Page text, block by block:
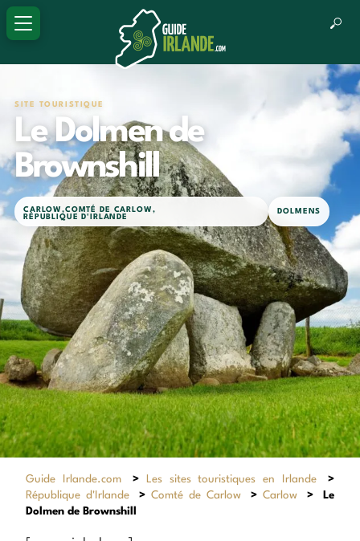
SITE TOURISTIQUE
Le Dolmen de
Brownshill
CARLOW,COMTÉ DE CARLOW ,
RÉPUBLIQUE D'IRLANDE
DOLMENS
Guide Irlande.com > Les sites touristiques en Irlande
>
République d'Irlande
> Comté de Carlow > Carlow >
Le
Dolmen de Brownshill